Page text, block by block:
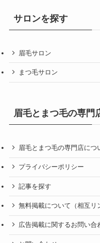
サロンを探す
眉毛サロン
まつ毛サロン
眉毛とまつ毛の専門
眉毛とまつ毛の専門店につ
プライバシーポリシー
記事を探す
無料掲載について（相互リ
広告掲載に関するお問い合